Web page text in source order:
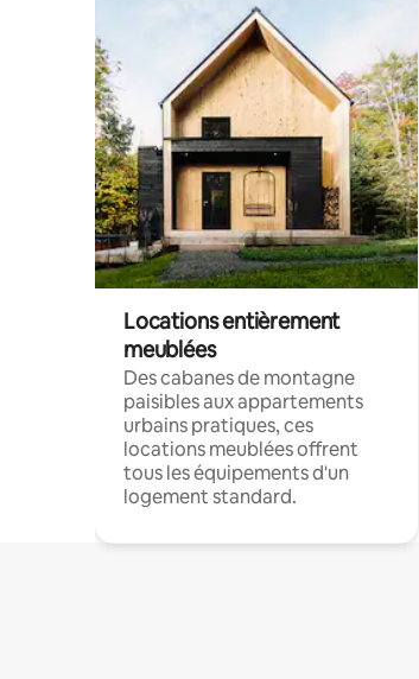
Locations entièrement
meublées
Des cabanes de montagne
paisibles aux appartements
urbains pratiques, ces
locations meublées offrent
tous les équipements d'un
logement standard.